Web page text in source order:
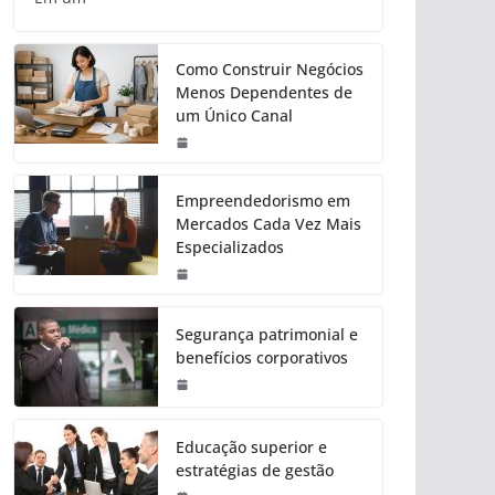
Como Construir Negócios
Menos Dependentes de
um Único Canal
Empreendedorismo em
Mercados Cada Vez Mais
Especializados
Segurança patrimonial e
benefícios corporativos
Educação superior e
estratégias de gestão